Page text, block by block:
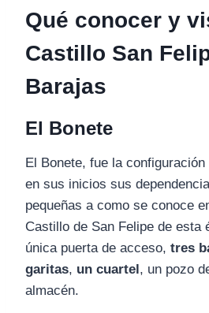
Qué conocer y
Castillo San
Barajas
El Bonete
El Bonete, fue la
en sus inicios sus
pequeñas a como se conoce
Castillo de San Felipe de esta
única puerta de acceso, tres
garitas, un cuartel, un pozo
almacén.